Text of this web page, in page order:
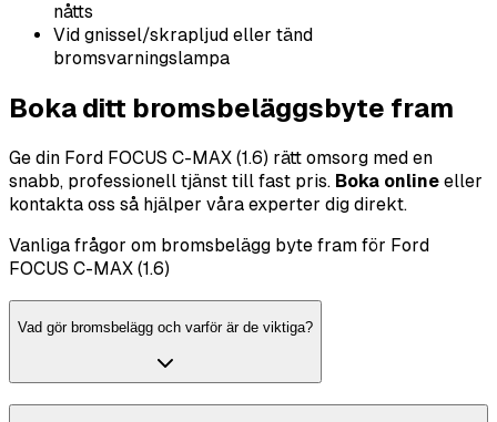
nåtts
Vid gnissel/skrapljud eller tänd
bromsvarningslampa
Boka ditt bromsbeläggsbyte fram
Ge din Ford FOCUS C-MAX (1.6) rätt omsorg med en
snabb, professionell tjänst till fast pris. Boka online eller
kontakta oss så hjälper våra experter dig direkt.
Vanliga frågor om bromsbelägg byte fram för Ford
FOCUS C-MAX (1.6)
Vad gör bromsbelägg och varför är de viktiga?